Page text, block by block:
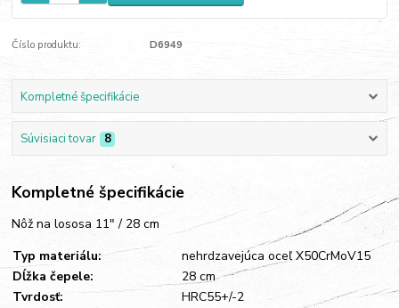
Číslo produktu: D6949
Kompletné špecifikácie
Súvisiaci tovar 8
Kompletné špecifikácie
Nôž na lososa 11" / 28 cm
Typ materiálu:
nehrdzavejúca oceľ X50CrMoV15
Dĺžka čepele:
28 cm
Tvrdosť:
HRC55+/-2